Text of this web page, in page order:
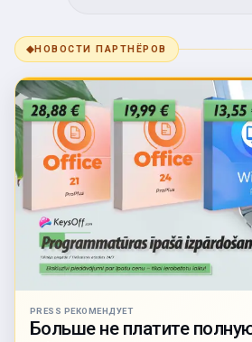
◆НОВОСТИ ПАРТНЁРОВ
PRESS РЕКОМЕНДУЕТ
Больше не платите